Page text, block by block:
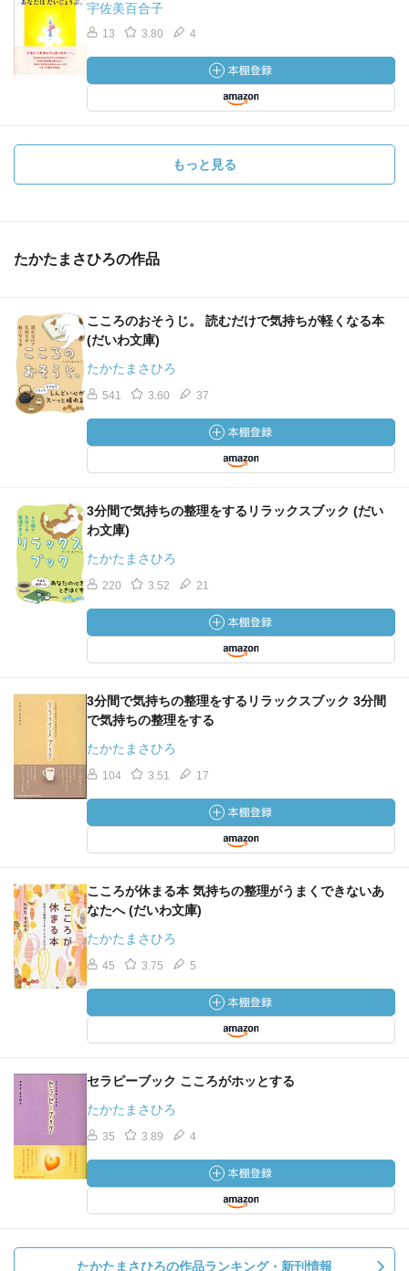
ません。
宇佐美百合子
13 3.80 4
もっと見る
たかたまさひろの作品
こころのおそうじ。 読むだけで気持ちが軽くなる本
(だいわ文庫)
たかたまさひろ
541 3.60 37
3分間で気持ちの整理をするリラックスブック (だい
わ文庫)
たかたまさひろ
220 3.52 21
3分間で気持ちの整理をするリラックスブック 3分間
で気持ちの整理をする
たかたまさひろ
104 3.51 17
こころが休まる本 気持ちの整理がうまくできないあ
なたへ (だいわ文庫)
たかたまさひろ
45 3.75 5
セラピーブック こころがホッとする
たかたまさひろ
35 3.89 4
たかたまさひろの作品ランキング・新刊情報